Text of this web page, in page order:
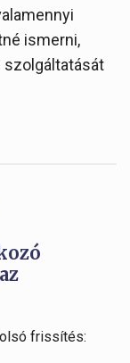
ismerni,
szolgáltatását
frissítés: